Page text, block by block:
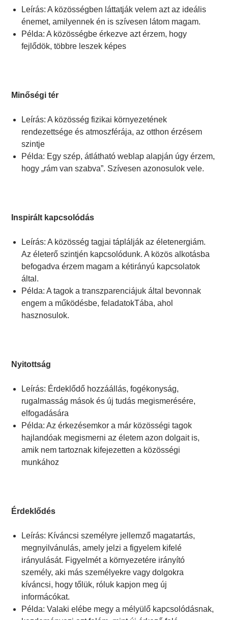
Leírás: A közösségben láttatják velem azt az ideális
énemet, amilyennek én is szívesen látom magam.
Példa: A közösségbe érkezve azt érzem, hogy
fejlődök, többre leszek képes
Minőségi tér
Leírás: A közösség fizikai környezetének
rendezettsége és atmoszférája, az otthon érzésem
szintje
Példa: Egy szép, átlátható weblap alapján úgy érzem,
hogy „rám van szabva”. Szívesen azonosulok vele.
Inspirált kapcsolódás
Leírás: A közösség tagjai táplálják az életenergiám.
Az életerő szintjén kapcsolódunk. A közös alkotásba
befogadva érzem magam a kétirányú kapcsolatok
által.
Példa: A tagok a transzparenciájuk által bevonnak
engem a működésbe, feladatokTába, ahol
hasznosulok.
Nyitottság
Leírás: Érdeklődő hozzáállás, fogékonyság,
rugalmasság mások és új tudás megismerésére,
elfogadására
Példa: Az érkezésemkor a már közösségi tagok
hajlandóak megismerni az életem azon dolgait is,
amik nem tartoznak kifejezetten a közösségi
munkához
Érdeklődés
Leírás: Kíváncsi személyre jellemző magatartás,
megnyilvánulás, amely jelzi a figyelem kifelé
irányulását. Figyelmét a környezetére irányító
személy, aki más személyekre vagy dolgokra
kíváncsi, hogy tőlük, róluk kapjon meg új
informácókat.
Példa: Valaki elébe megy a mélyülő kapcsolódásnak,